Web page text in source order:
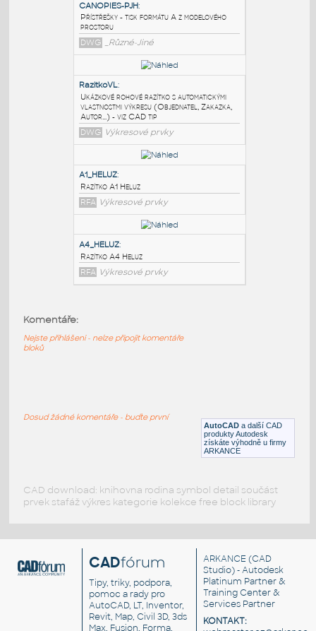
PODOBNÉ BLOKY
CANOPIES-PJH
Přístřešky - tisk formátu A z modelového
prostoru
DWG _Různé-Jiné
RazitkoVL:
Ukázkové rohové razítko s automatickými
vlastnostmi výkresu (Objednatel, Zakazka,
Autor...) - viz CAD tip
DWG
Výkresové prvky
Razítko A1 Heluz
Razítko A4 Heluz
AutoCAD a další CAD
produkty Autodesk
získáte výhodně u firmy
ARKANCE
Komentáře:
Nejste přihlášeni - nelze připojit komentáře
bloků
Dosud žádné komentáře - buďte první
CAD download: knihovna rodina symbol detail součást
prvek stafáž výkres kategorie kolekce free block library
CADfórum
Tipy, triky, podpora,
pomoc a rady pro
AutoCAD, LT, Inventor,
Revit, Map, Civil 3D, 3ds
Max, Fusion, Forma,
ARKANCE (CAD
Studio) - Autodesk
Platinum Partner &
Training Center &
Services Partner
KONTAKT: